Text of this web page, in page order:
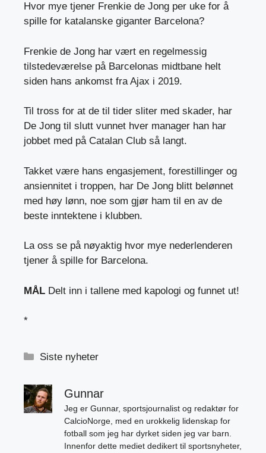
Hvor mye tjener Frenkie de Jong per uke for å
spille for katalanske giganter Barcelona?
Frenkie de Jong har vært en regelmessig
tilstedeværelse på Barcelonas midtbane helt
siden hans ankomst fra Ajax i 2019.
Til tross for at de til tider sliter med skader, har
De Jong til slutt vunnet hver manager han har
jobbet med på Catalan Club så langt.
Takket være hans engasjement, forestillinger og
ansiennitet i troppen, har De Jong blitt belønnet
med høy lønn, noe som gjør ham til en av de
beste inntektene i klubben.
La oss se på nøyaktig hvor mye nederlenderen
tjener å spille for Barcelona.
MÅL Delt inn i tallene med kapologi og funnet ut!
*
Kategorier
Siste nyheter
Gunnar
Jeg er Gunnar, sportsjournalist og redaktør for
CalcioNorge, med en urokkelig lidenskap for
fotball som jeg har dyrket siden jeg var barn.
Innenfor dette mediet dedikert til sportsnyheter,